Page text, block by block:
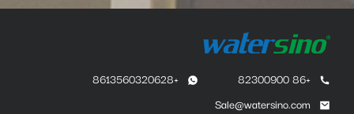
+86 82300900
+8613560320628
Sale@watersino.com